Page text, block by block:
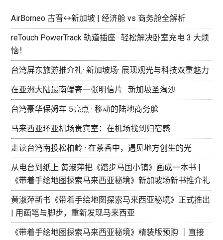
AirBorneo 古晋↔新加坡 | 经济舱 vs 商务舱全解析
reTouch PowerTrack 轨道插座 · 轻松解决卧室充电 3 大烦
恼！
台湾屏东旅游推介礼· 新加坡场· 展现观光与科技双重魅力
在亚洲大陆最南端寄一张明信片 · 新加坡圣淘沙
台湾豪华保姆车 5亮点 · 移动的陆地商务舱
马来西亚环亚机场贵宾室：在机场找到归宿感
走读台湾南投松柏岭 · 在茶香中，遇见地方创生的光
从电台到纸上 黄淑萍把《踏步马国小镇》画成一本书 |
《带着手绘地图探索马来西亚秘境》新加坡场新书推介礼
黄淑萍新书《带着手绘地图探索马来西亚秘境》正式推出
| 用画笔与脚步，重新发现马来西亚
《带着手绘地图探索马来西亚秘境》精装版预购 ｜直接